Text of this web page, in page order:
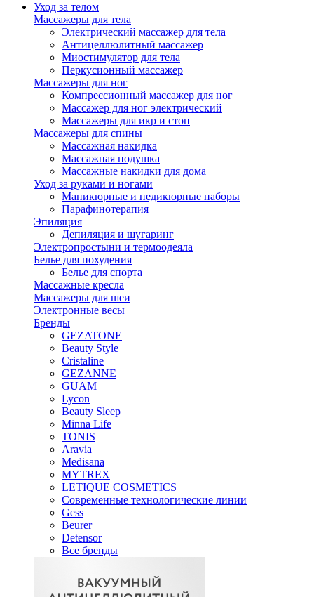
Уход за телом
Массажеры для тела
Электрический массажер для тела
Антицеллюлитный массажер
Миостимулятор для тела
Перкусионный массажер
Массажеры для ног
Компрессионный массажер для ног
Массажер для ног электрический
Массажеры для икр и стоп
Массажеры для спины
Массажная накидка
Массажная подушка
Массажные накидки для дома
Уход за руками и ногами
Маникюрные и педикюрные наборы
Парафинотерапия
Эпиляция
Депиляция и шугаринг
Электропростыни и термоодеяла
Белье для похудения
Белье для спорта
Массажные кресла
Массажеры для шеи
Электронные весы
Бренды
GEZATONE
Beauty Style
Cristaline
GEZANNE
GUAM
Lycon
Beauty Sleep
Minna Life
TONIS
Aravia
Medisana
MYTREX
LETIQUE COSMETICS
Современные технологические линии
Gess
Beurer
Detensor
Все бренды